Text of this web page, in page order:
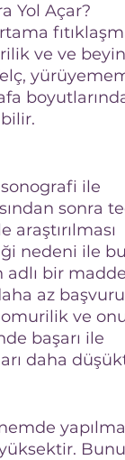
Yol Açar?
ve ve
ile
sonra
nedeni ile
bir
az
ve
başarı ile
daha